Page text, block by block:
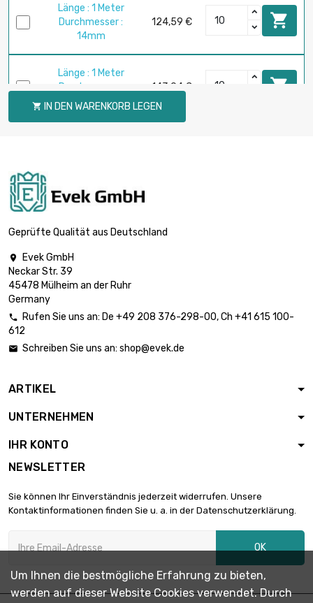
Länge : 1 Meter
Durchmesser :
14mm
124,59 € 
Länge : 1 Meter
Durchmesser :
15mm
143,04 € 
Länge : 1 Meter
18mm
Länge : 1 Meter
Durchmesser :
Durchmesser :
307,62 €
Durchmesser :
Länge : 1 Meter
25mm
Durchmesser :
Länge : 1 Meter
 IN DEN WARENKORB LEGEN
Geprüfte Qualität aus Deutschland

Evek GmbH
Neckar Str. 39
45478 Mülheim an der Ruhr
Germany
 Rufen Sie uns an: De +49 208 376-298-00, Ch +41 615 100-
612
 Schreiben Sie uns an: shop@evek.de
ARTIKEL
UNTERNEHMEN
IHR KONTO
NEWSLETTER
Sie können Ihr Einverständnis jederzeit widerrufen. Unsere
Kontaktinformationen finden Sie u. a. in der Datenschutzerklärung.
OK
Um Ihnen die bestmögliche Erfahrung zu bieten,
werden auf dieser Website Cookies verwendet. Durch